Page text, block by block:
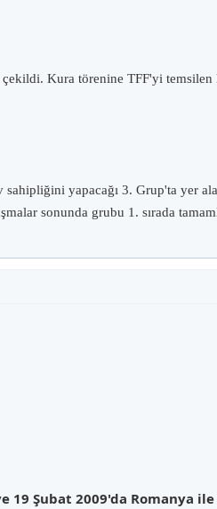
Kura törenine TFF'yi temsilen
yapacağı 3. Grup'ta yer
sonunda grubu 1. sırada
19 Şubat 2009'da Romanya